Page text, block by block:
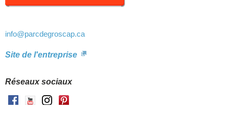
info@parcdegroscap.ca
Site de l'entreprise
Réseaux sociaux
FacebookYoutubeInstagram